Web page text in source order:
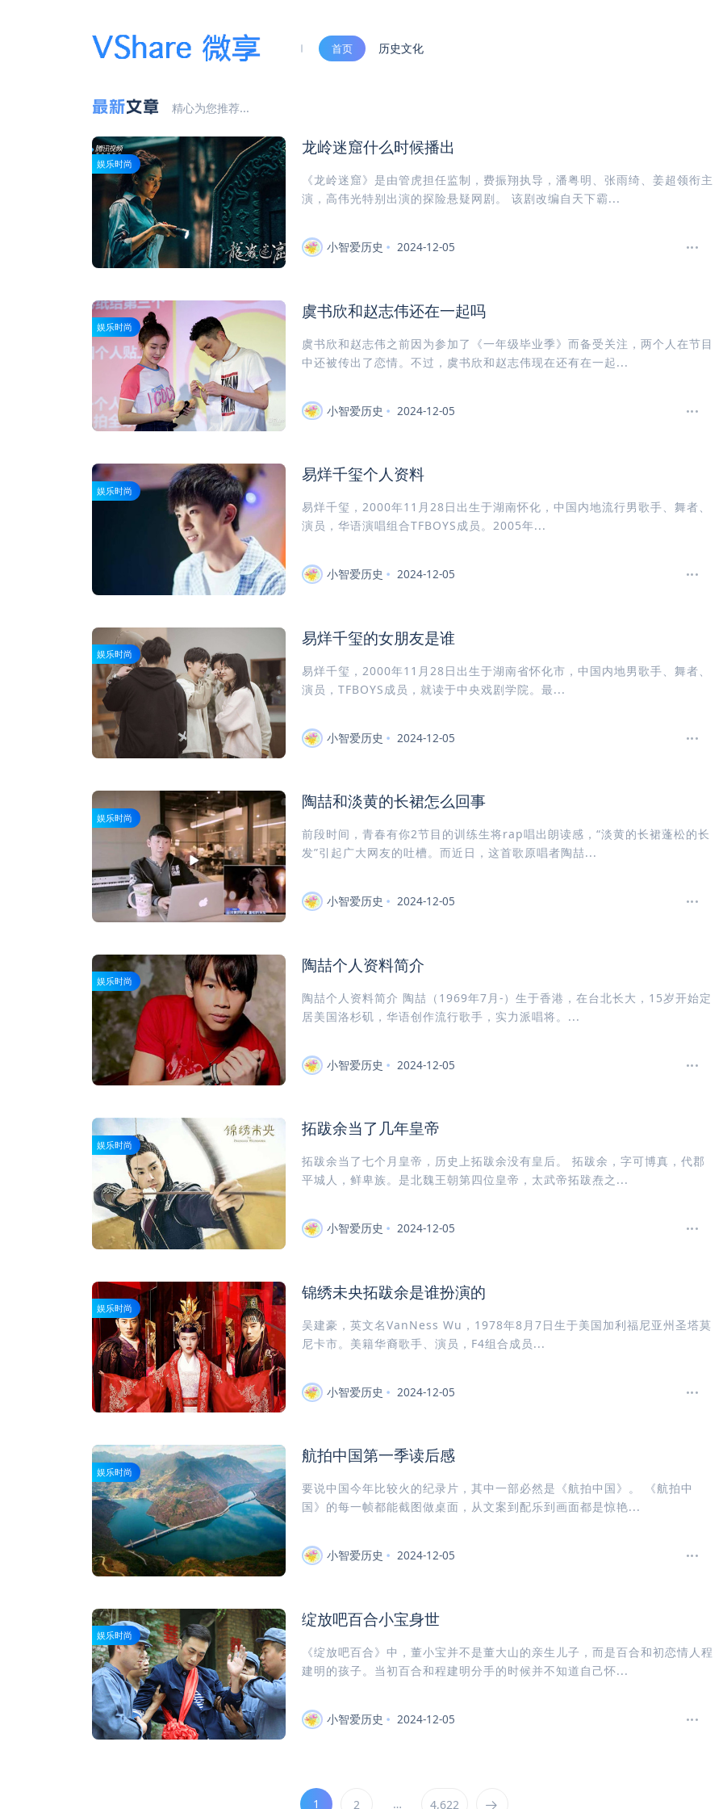
首页 历史文化
最新文章 精心为您推荐...
娱乐时尚
龙岭迷窟什么时候播出
《龙岭迷窟》是由管虎担任监制，费振翔执导，潘粤明、张雨绮、姜超领衔主
演，高伟光特别出演的探险悬疑网剧。 该剧改编自天下霸...
小智爱历史 2024-12-05
娱乐时尚
虞书欣和赵志伟还在一起吗
虞书欣和赵志伟之前因为参加了《一年级毕业季》而备受关注，两个人在节目
中还被传出了恋情。不过，虞书欣和赵志伟现在还有在一起...
小智爱历史 2024-12-05
娱乐时尚
易烊千玺个人资料
易烊千玺，2000年11月28日出生于湖南怀化，中国内地流行男歌手、舞者、
演员，华语演唱组合TFBOYS成员。2005年...
小智爱历史 2024-12-05
娱乐时尚
易烊千玺的女朋友是谁
易烊千玺，2000年11月28日出生于湖南省怀化市，中国内地男歌手、舞者、
演员，TFBOYS成员，就读于中央戏剧学院。最...
小智爱历史 2024-12-05
娱乐时尚
陶喆和淡黄的长裙怎么回事
前段时间，青春有你2节目的训练生将rap唱出朗读感，“淡黄的长裙蓬松的长
发”引起广大网友的吐槽。而近日，这首歌原唱者陶喆...
小智爱历史 2024-12-05
娱乐时尚
陶喆个人资料简介
陶喆个人资料简介 陶喆（1969年7月-）生于香港，在台北长大，15岁开始定
居美国洛杉矶，华语创作流行歌手，实力派唱将。...
小智爱历史 2024-12-05
娱乐时尚
拓跋余当了几年皇帝
拓跋余当了七个月皇帝，历史上拓跋余没有皇后。 拓跋余，字可博真，代郡
平城人，鲜卑族。是北魏王朝第四位皇帝，太武帝拓跋焘之...
小智爱历史 2024-12-05
娱乐时尚
锦绣未央拓跋余是谁扮演的
吴建豪，英文名VanNess Wu，1978年8月7日生于美国加利福尼亚州圣塔莫
尼卡市。美籍华裔歌手、演员，F4组合成员...
小智爱历史 2024-12-05
娱乐时尚
航拍中国第一季读后感
要说中国今年比较火的纪录片，其中一部必然是《航拍中国》。 《航拍中
国》的每一帧都能截图做桌面，从文案到配乐到画面都是惊艳...
小智爱历史 2024-12-05
娱乐时尚
绽放吧百合小宝身世
《绽放吧百合》中，董小宝并不是董大山的亲生儿子，而是百合和初恋情人程
建明的孩子。当初百合和程建明分手的时候并不知道自己怀...
小智爱历史 2024-12-05
1 2 … 4,622